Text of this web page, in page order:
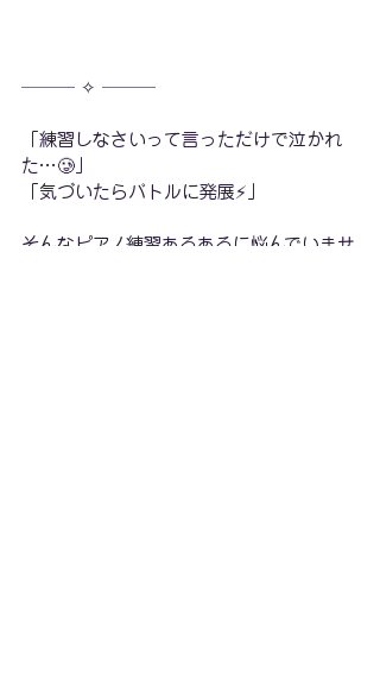
─── ✧ ───
「練習しなさいって言っただけで泣かれ
た…🥲」
「気づいたらバトルに発展⚡」
そんなピアノ練習あるあるに悩んでいませ